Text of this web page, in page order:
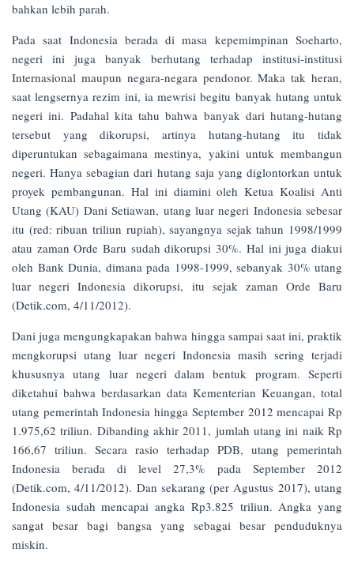
bahkan lebih parah.
Pada saat Indonesia berada di masa kepemimpinan Soeharto,
negeri ini juga banyak berhutang terhadap institusi-institusi
Internasional maupun negara-negara pendonor. Maka tak heran,
saat lengsernya rezim ini, ia mewrisi begitu banyak hutang untuk
negeri ini. Padahal kita tahu bahwa banyak dari hutang-hutang
tersebut yang dikorupsi, artinya hutang-hutang itu tidak
diperuntukan sebagaimana mestinya, yakini untuk membangun
negeri. Hanya sebagian dari hutang saja yang diglontorkan untuk
proyek pembangunan. Hal ini diamini oleh Ketua Koalisi Anti
Utang (KAU) Dani Setiawan, utang luar negeri Indonesia sebesar
itu (red: ribuan triliun rupiah), sayangnya sejak tahun 1998/1999
atau zaman Orde Baru sudah dikorupsi 30%. Hal ini juga diakui
oleh Bank Dunia, dimana pada 1998-1999, sebanyak 30% utang
luar negeri Indonesia dikorupsi, itu sejak zaman Orde Baru
(Detik.com, 4/11/2012).
Dani juga mengungkapakan bahwa hingga sampai saat ini, praktik
mengkorupsi utang luar negeri Indonesia masih sering terjadi
khususnya utang luar negeri dalam bentuk program. Seperti
diketahui bahwa berdasarkan data Kementerian Keuangan, total
utang pemerintah Indonesia hingga September 2012 mencapai Rp
1.975,62 triliun. Dibanding akhir 2011, jumlah utang ini naik Rp
166,67 triliun. Secara rasio terhadap PDB, utang pemerintah
Indonesia berada di level 27,3% pada September 2012
(Detik.com, 4/11/2012). Dan sekarang (per Agustus 2017), utang
Indonesia sudah mencapai angka Rp3.825 triliun. Angka yang
sangat besar bagi bangsa yang sebagai besar penduduknya
miskin.